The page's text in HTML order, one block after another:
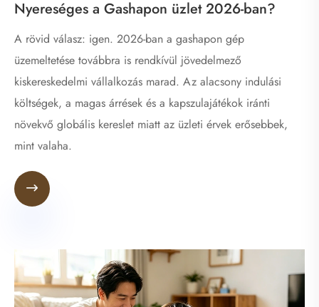
Nyereséges a Gashapon üzlet 2026-ban?
A rövid válasz: igen. 2026-ban a gashapon gép
üzemeltetése továbbra is rendkívül jövedelmező
kiskereskedelmi vállalkozás marad. Az alacsony indulási
költségek, a magas árrések és a kapszulajátékok iránti
növekvő globális kereslet miatt az üzleti érvek erősebbek,
mint valaha.
